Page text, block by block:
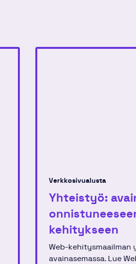
Verkkosivualusta
Yhteistyö:
kehitykseen
Web-kehitysmaailman
avainasemassa. Lue